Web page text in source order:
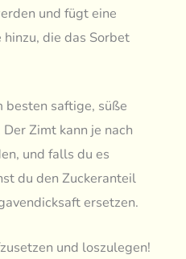
und fügt eine
hinzu, die das Sorbet
besten saftige, süße
Zimt kann je nach
und falls du es
du den Zuckeranteil
ersetzen.
und loszulegen!